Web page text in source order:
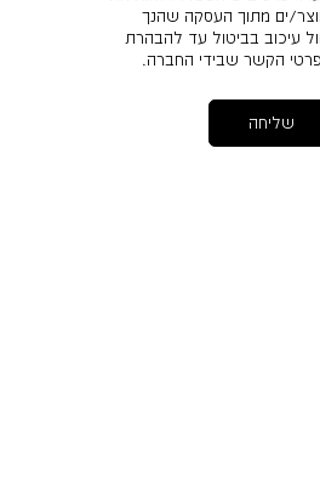
ים מתוך העסקה שהנך
עיכוב בביטול עד להבהרת
הקשר שבידי החברה.
שליחה